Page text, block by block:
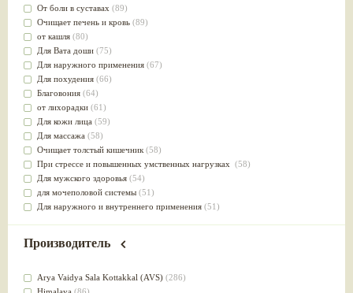
От боли в суставах (89)
Очищает печень и кровь (89)
от кашля (80)
Для Вата доши (75)
Для наружного применения (67)
Для похудения (66)
Благовония (64)
от лихорадки (61)
Для кожи лица (59)
Для массажа (58)
Очищает толстый кишечник(58)
При стрессе и повышенных умственных нагрузках (58)
Для мужского здоровья (54)
для мочеполовой системы (51)
Для наружного и внутреннего применения (51)
Для стабилизации деятельности ЦНС
Лечит опухоли и отеки(46)
Производитель
Arya Vaidya Sala Kottakkal (AVS) (286)